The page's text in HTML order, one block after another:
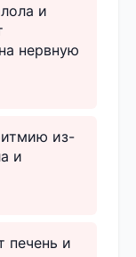
и
нервную
из-
и
печень и